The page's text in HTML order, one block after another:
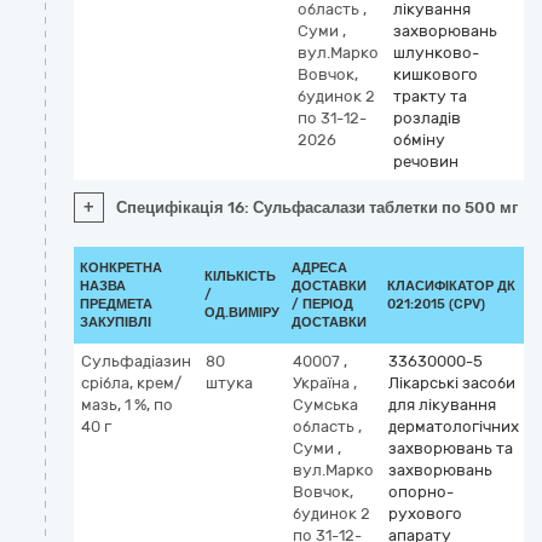
область ,
Суми ,
вул.Марко
Вовчок,
будинок 2
по 31-12-
2026
лікування
захворювань
шлунково-
кишкового
тракту та
розладів
обміну
речовин
+ Специфікація 16: Сульфасалази таблетки по 500 мг
КОНКРЕТНА
НАЗВА
ПРЕДМЕТА
ЗАКУПІВЛІ
КІЛЬКІСТЬ
/
ОД.ВИМІРУ
АДРЕСА
ДОСТАВКИ
/ ПЕРІОД
ДОСТАВКИ
КЛАСИФІКАТОР ДК
021:2015 (CPV)
Сульфадіазин
срібла, крем/
мазь, 1 %, по
40 г
80
штука
40007 ,
Україна ,
Сумська
область ,
Суми ,
вул.Марко
Вовчок,
будинок 2
по 31-12-
33630000-5
Лікарські засоби
для лікування
дерматологічних
захворювань та
захворювань
опорно-
рухового
апарату